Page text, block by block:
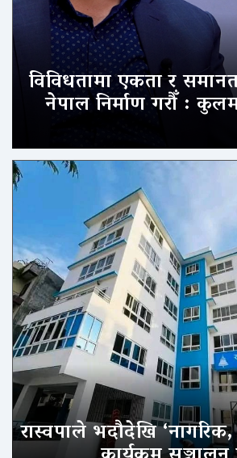
विविधतामा एकता र
नेपाल निर्माण गरौँ :
रास्वपाले भदौदेखि